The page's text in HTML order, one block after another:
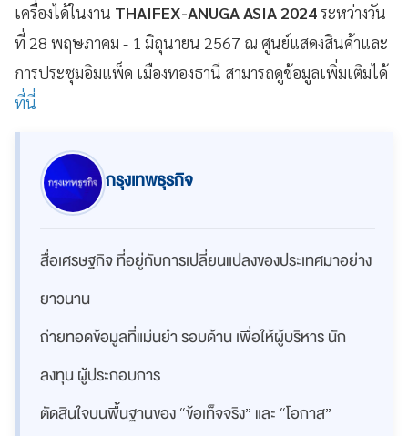
เครื่องได้ในงาน THAIFEX-ANUGA ASIA 2024ระหว่างวัน
ที่ 28 พฤษภาคม - 1 มิถุนายน 2567 ณ ศูนย์แสดงสินค้าและ
การประชุมอิมแพ็ค เมืองทองธานี สามารถดูข้อมูลเพิ่มเติมได้
ที่นี่
กรุงเทพธุรกิจ
สื่อเศรษฐกิจ ที่อยู่กับการเปลี่ยนแปลงของประเทศมาอย่าง
ยาวนาน
ถ่ายทอดข้อมูลที่แม่นยำ รอบด้าน เพื่อให้ผู้บริหาร นัก
ลงทุน ผู้ประกอบการ
ตัดสินใจบนพื้นฐานของ “ข้อเท็จจริง” และ “โอกาส”